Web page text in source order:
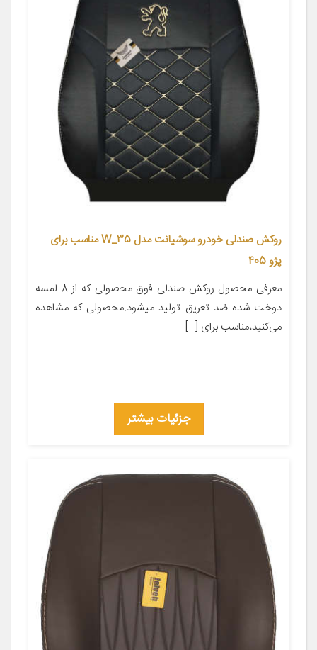
روکش صندلی خودرو سوشیانت مدل W_35 مناسب برای
پژو 405
معرفی محصول روکش صندلی فوق محصولی که از 8 لمسه
دوخت شده ضد تعریق تولید میشود.محصولی که مشاهده
می‌کنید،مناسب برای […]
جزئیات بیشتر